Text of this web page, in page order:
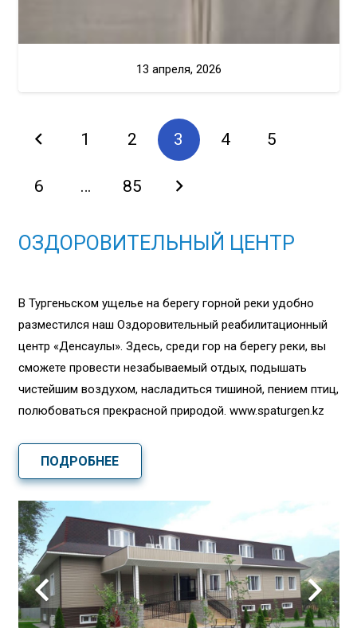
13 апреля, 2026
1 2 3 4 5
6 … 85
ОЗДОРОВИТЕЛЬНЫЙ ЦЕНТР
В Тургеньском ущелье на берегу горной реки удобно
разместился наш Оздоровительный реабилитационный
центр «Денсаулық». Здесь, среди гор на берегу реки, вы
сможете провести незабываемый отдых, подышать
чистейшим воздухом, насладиться тишиной, пением птиц,
полюбоваться прекрасной природой. www.spaturgen.kz
ПОДРОБНЕЕ